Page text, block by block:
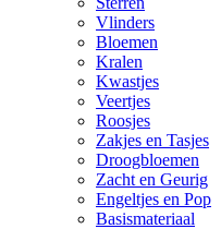
Vlinders
Bloemen
Kralen
Kwastjes
Veertjes
Roosjes
Zakjes en Tasjes
Droogbloemen
Zacht en Geurig
Engeltjes en Pop
Basismateriaal